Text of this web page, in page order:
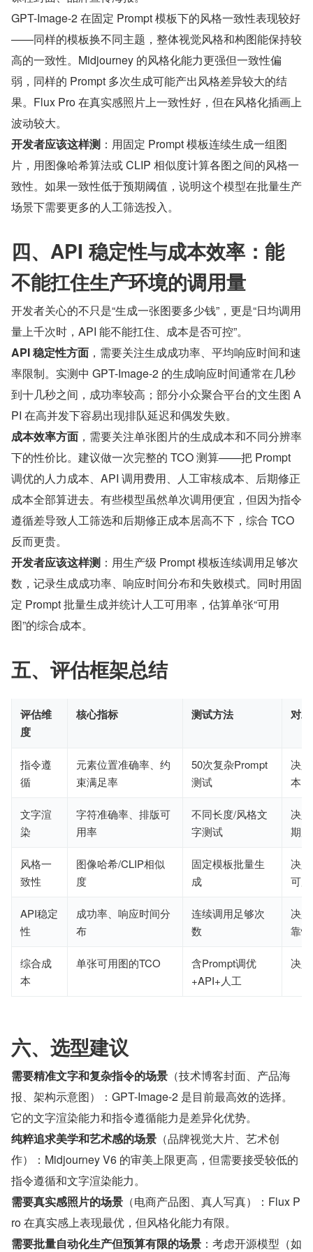
GPT-Image-2 在固定 Prompt 模板下的风格一致性表现较好
——同样的模板换不同主题，整体视觉风格和构图能保持较
高的一致性。Midjourney 的风格化能力更强但一致性偏
弱，同样的 Prompt 多次生成可能产出风格差异较大的结
果。Flux Pro 在真实感照片上一致性好，但在风格化插画上
波动较大。
开发者应该这样测 ：用固定 Prompt 模板连续生成一组图
片，用图像哈希算法或 CLIP 相似度计算各图之间的风格一
致性。如果一致性低于预期阈值，说明这个模型在批量生产
场景下需要更多的人工筛选投入。
四、API 稳定性与成本效率：能
不能扛住生产环境的调用量
开发者关心的不只是“生成一张图要多少钱”，更是“日均调用
量上千次时，API 能不能扛住、成本是否可控”。
API 稳定性方面 ，需要关注生成成功率、平均响应时间和速
率限制。实测中 GPT-Image-2 的生成响应时间通常在几秒
到十几秒之间，成功率较高；部分小众聚合平台的文生图 A
PI 在高并发下容易出现排队延迟和偶发失败。
成本效率方面 ，需要关注单张图片的生成成本和不同分辨率
下的性价比。建议做一次完整的 TCO 测算——把 Prompt
调优的人力成本、API 调用费用、人工审核成本、后期修正
成本全部算进去。有些模型虽然单次调用便宜，但因为指令
遵循差导致人工筛选和后期修正成本居高不下，综合 TCO
反而更贵。
开发者应该这样测 ：用生产级 Prompt 模板连续调用足够次
数，记录生成成功率、响应时间分布和失败模式。同时用固
定 Prompt 批量生成并统计人工可用率，估算单张“可用
图”的综合成本。
五、评估框架总结
评估维
度
核心指标 测试方法 对
指令遵
循
元素位置准确率、约
束满足率
50次复杂Prompt
测试
决
本
文字渲
染
字符准确率、排版可
用率
不同长度/风格文
字测试
决
期
风格一
致性
图像哈希/CLIP相似
度
固定模板批量生
成
决
可
API稳定
性
成功率、响应时间分
布
连续调用足够次
数
决
靠性
综合成
本
单张可用图的TCO
含Prompt调优
+API+人工
决
六、选型建议
需要精准文字和复杂指令的场景 （技术博客封面、产品海
报、架构示意图）：GPT-Image-2 是目前最高效的选择。
它的文字渲染能力和指令遵循能力是差异化优势。
纯粹追求美学和艺术感的场景 （品牌视觉大片、艺术创
作）：Midjourney V6 的审美上限更高，但需要接受较低的
指令遵循和文字渲染能力。
需要真实感照片的场景 （电商产品图、真人写真）：Flux P
ro 在真实感上表现最优，但风格化能力有限。
需要批量自动化生产但预算有限的场景 ：考虑开源模型（如